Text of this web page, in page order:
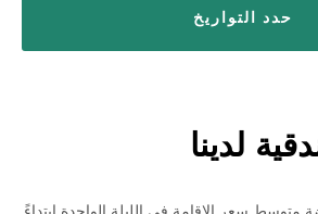
حدد التواريخ
لدينا
سعر الإقامة في الليلة الواحدة ابتداءً